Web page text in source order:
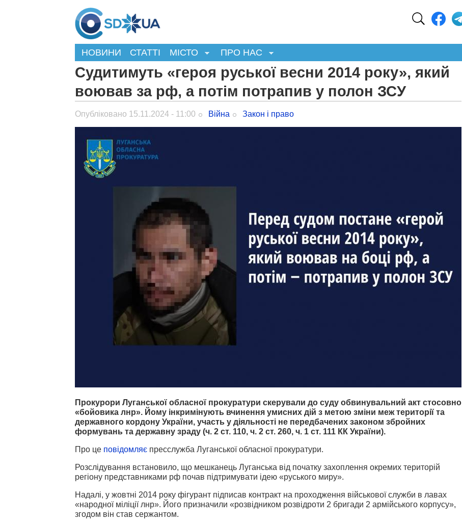
НОВИНИ СТАТТІ МІСТО ПРО НАС
Судитимуть «героя руської весни 2014 року», який
воював за рф, а потім потрапив у полон ЗСУ
Опубліковано 15.11.2024 - 11:00 Війна Закон і право
Прокурори Луганської обласної прокуратури скерували до суду обвинувальний акт стосовно
«бойовика лнр». Йому інкримінують вчинення умисних дій з метою зміни меж території та
державного кордону України, участь у діяльності не передбачених законом збройних
формувань та державну зраду (ч. 2 ст. 110, ч. 2 ст. 260, ч. 1 ст. 111 КК України).
Про це повідомляє пресслужба Луганської обласної прокуратури.
Розслідування встановило, що мешканець Луганська від початку захоплення окремих територій
регіону представниками рф почав підтримувати ідею «руського миру».
Надалі, у жовтні 2014 року фігурант підписав контракт на проходження військової служби в лавах
«народної міліції лнр». Його призначили «розвідником розвідроти 2 бригади 2 армійського корпусу»,
згодом він став сержантом.